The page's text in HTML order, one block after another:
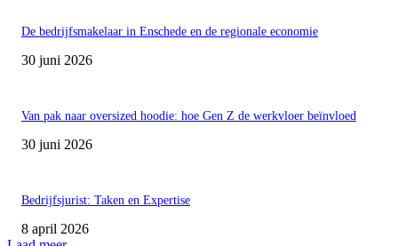
De bedrijfsmakelaar in Enschede en de regionale economie
30 juni 2026
Van pak naar oversized hoodie: hoe Gen Z de werkvloer beïnvloed
30 juni 2026
Bedrijfsjurist: Taken en Expertise
8 april 2026